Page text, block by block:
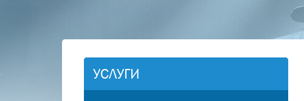
УСЛУГИ